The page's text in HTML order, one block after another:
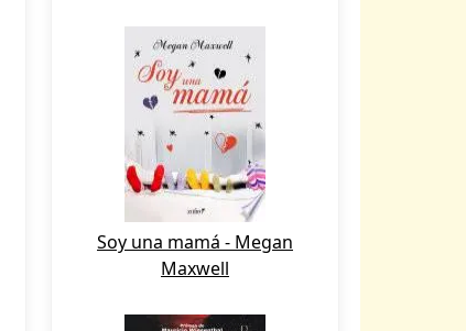
Soy una mamá - Megan
Maxwell